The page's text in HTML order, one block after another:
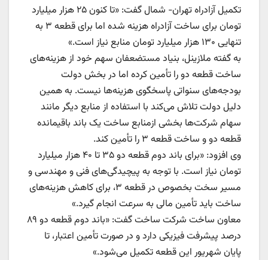
تکمیل آزادراه تهران- شمال گفت: «تا کنون ۲۵ هزار میلیارد
تومان برای ساخت آزادراه هزینه شده اما برای قطعه ۳ به
تنهایی ۱۳۰ هزار میلیارد تومان منابع نیاز است.‌»
به گفته ملازینل، بنیاد مستضعفان سهم خود از هزینه‌های
ساخت قطعه دو را تأمین کرده اما در بخش دولت
بودجه‌های سنواتی پاسخگوی هزینه‌ها نیست. به همین
دلیل دولت تلاش می‌کند با استفاده از منابع دیگر مانند
سهام شرکت‌ها بخشی ازمنابع ساخت یک باند باقیمانده
قطعه دو و ساخت قطعه ۳ را تأمین کند.‌
وی افزود: «برای باند دوم قطعه دو ۳۵ تا ۴۰ هزار میلیارد
تومان نیاز است. با توجه به پیچیدگی‌های فنی و مهندسی و
مسیر سخت بخصوص در قطعه ۳، برای کاهش هزینه‌های
ساخت باید تأمین مالی به سرعت انجام گیرد.»
معاون ساخت شرکت ساخت گفت: «باند دوم قطعه دو ۸۹
درصد پیشرفت فیزیکی دارد و در صورت تأمین اعتبار، تا
پایان شهریور این قطعه تکمیل می‌شود.»